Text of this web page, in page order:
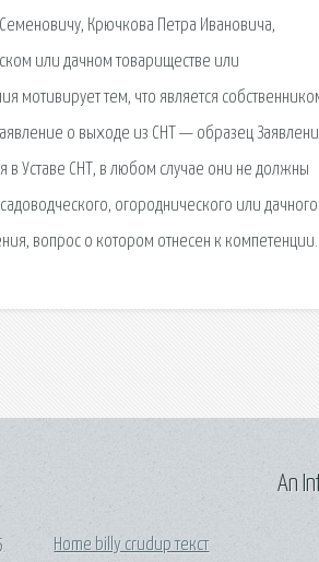
Крючкова Петра Ивановича,
или дачном товариществе или
мотивирует тем, что является
о выходе из СНТ — образец
в Уставе СНТ, в любом случае они не должны
огороднического или дачного
вопрос о котором отнесен к компетенции.
Home billy crudup текст
An